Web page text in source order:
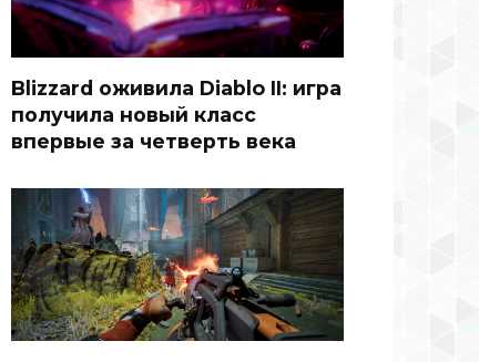
Blizzard оживила Diablo II: игра
получила новый класс
впервые за четверть века